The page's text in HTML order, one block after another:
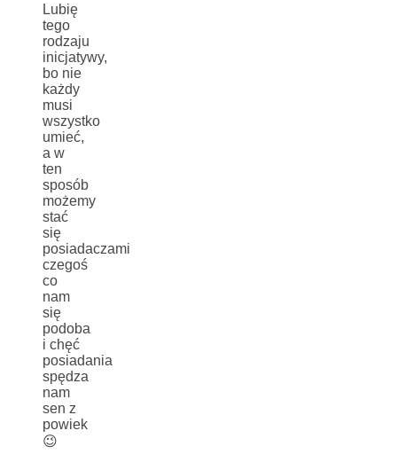
Lubię
tego
rodzaju
inicjatywy,
bo nie
każdy
musi
wszystko
umieć,
a w
ten
sposób
możemy
stać
się
posiadaczami
czegoś
co
nam
się
podoba
i chęć
posiadania
spędza
nam
sen z
powiek
😉